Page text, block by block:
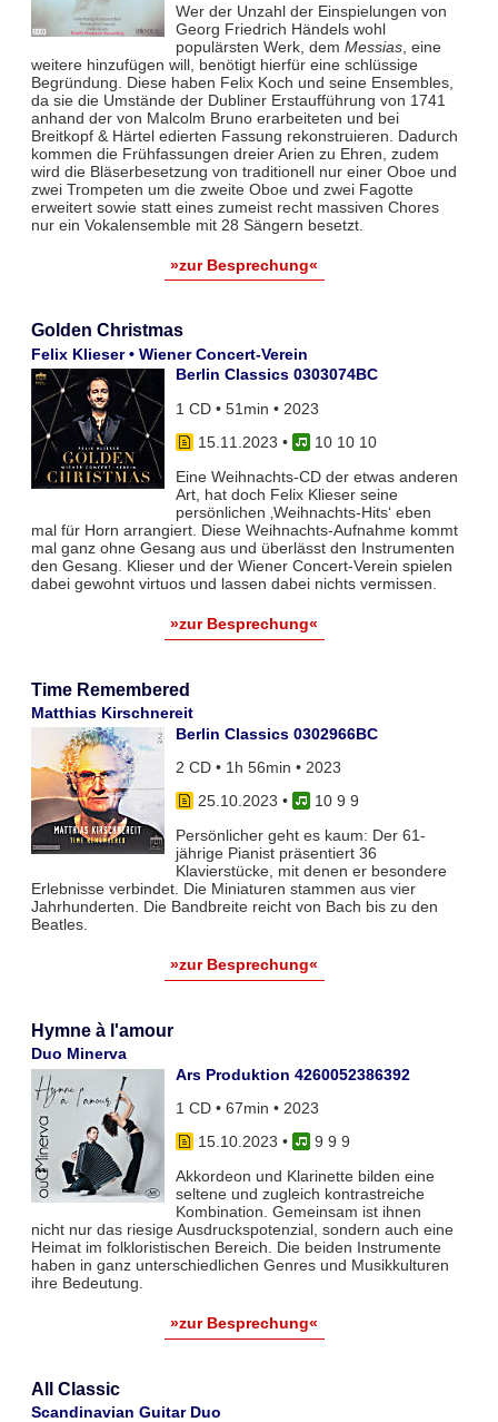
Wer der Unzahl der Einspielungen von
Georg Friedrich Händels wohl
populärsten Werk, dem Messias, eine
weitere hinzufügen will, benötigt hierfür eine schlüssige
Begründung. Diese haben Felix Koch und seine Ensembles,
da sie die Umstände der Dubliner Erstaufführung von 1741
anhand der von Malcolm Bruno erarbeiteten und bei
Breitkopf & Härtel edierten Fassung rekonstruieren. Dadurch
kommen die Frühfassungen dreier Arien zu Ehren, zudem
wird die Bläserbesetzung von traditionell nur einer Oboe und
zwei Trompeten um die zweite Oboe und zwei Fagotte
erweitert sowie statt eines zumeist recht massiven Chores
nur ein Vokalensemble mit 28 Sängern besetzt.
»zur Besprechung«
Golden Christmas
Felix Klieser • Wiener Concert-Verein
Berlin Classics 0303074BC
1 CD • 51min • 2023
15.11.2023 •
10 10 10
Eine Weihnachts-CD der etwas anderen
Art, hat doch Felix Klieser seine
persönlichen ‚Weihnachts-Hits‘ eben
mal für Horn arrangiert. Diese Weihnachts-Aufnahme kommt
mal ganz ohne Gesang aus und überlässt den Instrumenten
den Gesang. Klieser und der Wiener Concert-Verein spielen
dabei gewohnt virtuos und lassen dabei nichts vermissen.
»zur Besprechung«
Time Remembered
Matthias Kirschnereit
Berlin Classics 0302966BC
2 CD • 1h 56min • 2023
25.10.2023 •
10 9 9
Persönlicher geht es kaum: Der 61-
jährige Pianist präsentiert 36
Klavierstücke, mit denen er besondere
Erlebnisse verbindet. Die Miniaturen stammen aus vier
Jahrhunderten. Die Bandbreite reicht von Bach bis zu den
Beatles.
»zur Besprechung«
Hymne à l'amour
Duo Minerva
Ars Produktion 4260052386392
1 CD • 67min • 2023
15.10.2023 •
9 9 9
Akkordeon und Klarinette bilden eine
seltene und zugleich kontrastreiche
Kombination. Gemeinsam ist ihnen
nicht nur das riesige Ausdruckspotenzial, sondern auch eine
Heimat im folkloristischen Bereich. Die beiden Instrumente
haben in ganz unterschiedlichen Genres und Musikkulturen
ihre Bedeutung.
»zur Besprechung«
All Classic
Scandinavian Guitar Duo